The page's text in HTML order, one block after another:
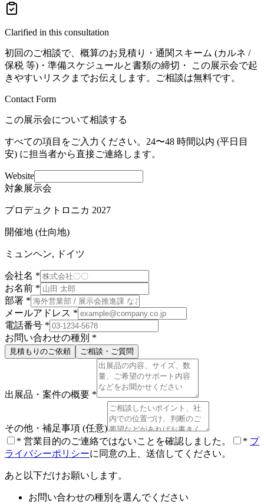
Clarified in this consultation
初回のご相談で、概算のお見積り・通関スキーム (カルネ /
保税 等)・準備スケジュールと書類の締切・ この展示会で起
きやすいリスクまでお伝えします。ご相談は無料です。
Contact Form
この展示会について相談する
すべての項目をご入力ください。24〜48 時間以内 (平日目
安) に担当者から直接ご連絡します。
Website
対象展示会
プロデュクトロニカ 2027
開催地 (仕向地)
ミュンヘン, ドイツ
会社名 *
お名前 *
部署 *
メールアドレス *
電話番号 *
お問い合わせの種別 *
見積もりのご依頼 ご相談・ご質問
出展品・案件の概要 *
その他・補足事項 (任意)
* 営業目的のご連絡ではないことを確認しました。 * プ
ライバシーポリシーに同意の上、送信してください。
あと以下だけお願いします。
お問い合わせの種別を選んでください